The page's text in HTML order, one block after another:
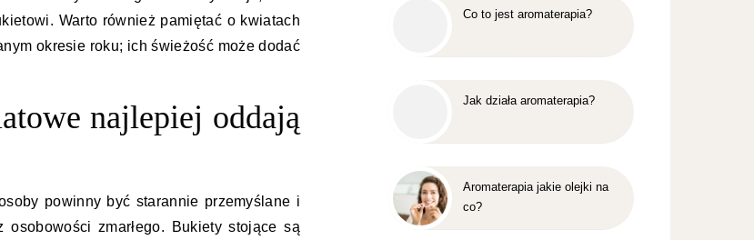
Warto również pamiętać o kwiatach
okresie roku; ich świeżość może dodać
najlepiej oddają
powinny być starannie przemyślane i
zmarłego. Bukiety stojące są
Co to jest aromaterapia?
Jak działa aromaterapia?
Aromaterapia jakie olejki na
co?